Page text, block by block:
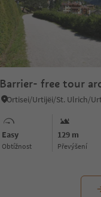
Barrier- free tour
Easy
Obtížnost
129 m
Převýšení